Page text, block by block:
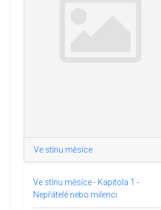
Ve stínu měsíce
Ve stínu měsíce - Kapitola 1 -
Nepřátelé nebo milenci